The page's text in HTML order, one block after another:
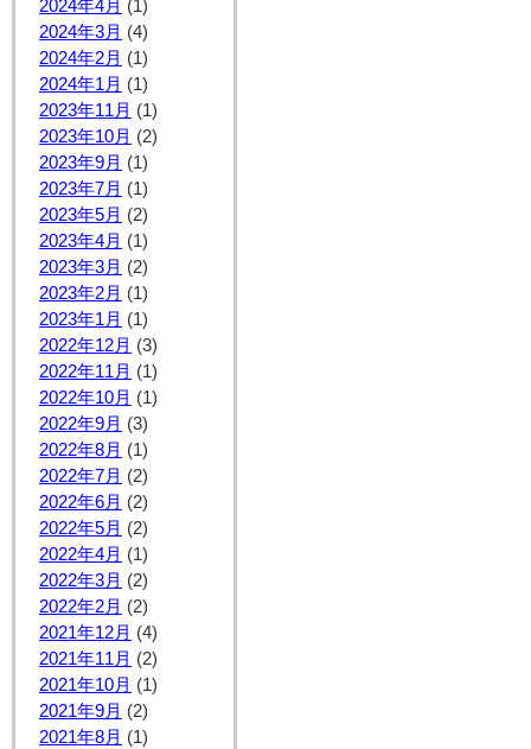
2024年4月 (1)
2024年3月 (4)
2024年2月 (1)
2024年1月 (1)
2023年11月 (1)
2023年10月 (2)
2023年9月 (1)
2023年7月 (1)
2023年5月 (2)
2023年4月 (1)
2023年3月 (2)
2023年2月 (1)
2023年1月 (1)
2022年12月 (3)
2022年11月 (1)
2022年10月 (1)
2022年9月 (3)
2022年8月 (1)
2022年7月 (2)
2022年6月 (2)
2022年5月 (2)
2022年4月 (1)
2022年3月 (2)
2022年2月 (2)
2021年12月 (4)
2021年11月 (2)
2021年10月 (1)
2021年9月 (2)
2021年8月 (1)